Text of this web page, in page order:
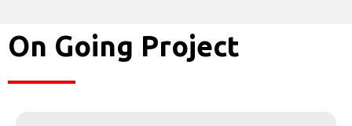
On Going Project